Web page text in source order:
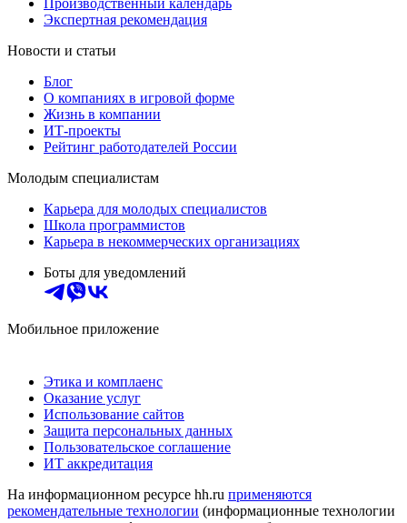
Экспертная рекомендация
Новости и статьи
Блог
О компаниях в игровой форме
Жизнь в компании
ИТ-проекты
Рейтинг работодателей России
Молодым специалистам
Карьера для молодых специалистов
Школа программистов
Карьера в некоммерческих организациях
Боты для уведомлений
Мобильное приложение
Этика и комплаенс
Оказание услуг
Использование сайтов
Защита персональных данных
Пользовательское соглашение
ИТ аккредитация
На информационном ресурсе hh.ru применяются
рекомендательные технологии (информационные технологии